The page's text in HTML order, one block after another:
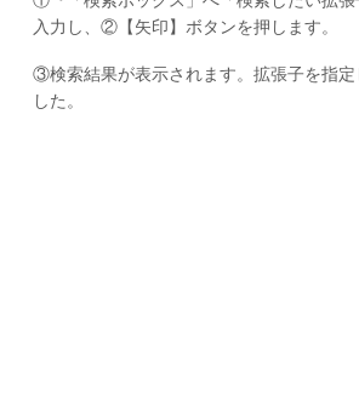
入力し、②【矢印】ボタンを押します。
③検索結果が表示されます。拡張子を指定
した。